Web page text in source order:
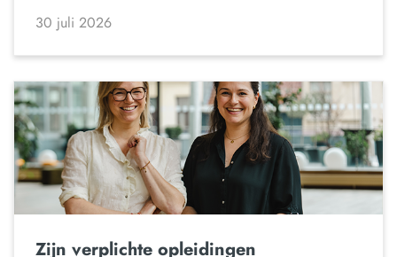
30 juli 2026
Zijn verplichte opleidingen